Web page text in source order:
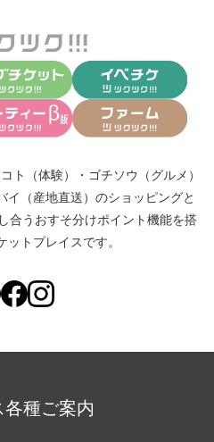
コト（体験） ・ ゴチソウ（グルメ）
イ（産地直送） のショッピングと
合う おすそ分けポイント機能を搭
ットプレイスです。
種ご案内